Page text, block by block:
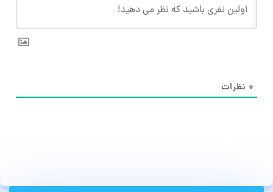
۰ نظرات